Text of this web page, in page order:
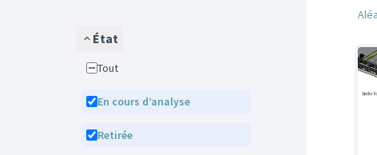
État
Tout
En cours d’analyse
Retirée